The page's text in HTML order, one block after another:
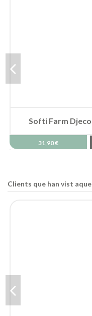
Softi Farm Djeco
31,90 €
Clients que han vist